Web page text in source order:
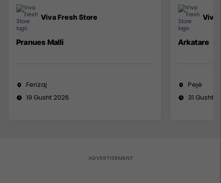
Viva Fresh Store
Pranues Malli
Ferizaj
19 Gusht 2026
Viva
Arkatare
Pejë
31 Gusht